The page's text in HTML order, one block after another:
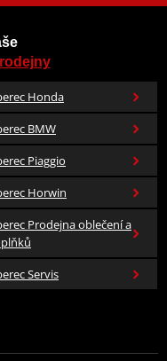
Honda
BMW
Piaggio
Horwin
Prodejna oblečení a
Servis